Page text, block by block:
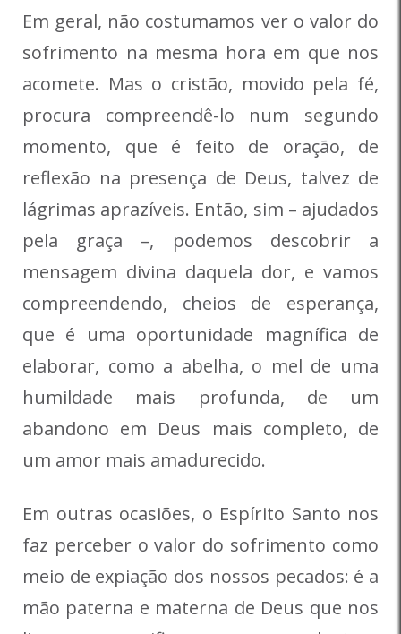
Em geral, não costumamos ver o valor do
sofrimento na mesma hora em que nos
acomete. Mas o cristão, movido pela fé,
procura compreendê-lo num segundo
momento, que é feito de oração, de
reflexão na presença de Deus, talvez de
lágrimas aprazíveis. Então, sim – ajudados
pela graça –, podemos descobrir a
mensagem divina daquela dor, e vamos
compreendendo, cheios de esperança,
que é uma oportunidade magnífica de
elaborar, como a abelha, o mel de uma
humildade mais profunda, de um
abandono em Deus mais completo, de
um amor mais amadurecido.
Em outras ocasiões, o Espírito Santo nos
faz perceber o valor do sofrimento como
meio de expiação dos nossos pecados: é a
mão paterna e materna de Deus que nos